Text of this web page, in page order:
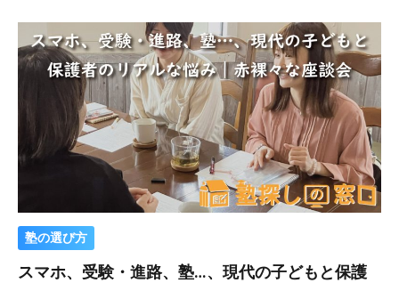
塾の選び方
スマホ、受験・進路、塾…、現代の子どもと保護